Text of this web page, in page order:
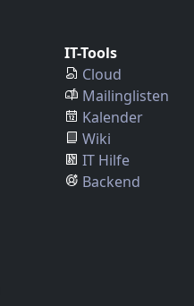
IT-Tools
Cloud
Mailinglisten
Kalender
Wiki
IT Hilfe
Backend